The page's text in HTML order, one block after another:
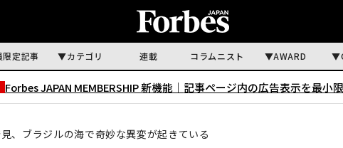
限定記事 カテゴリ 連載 コラムニスト AWARD
Forbes JAPAN MEMBERSHIP 新機能｜ 記事ページ内の広告表示を最小
、ブラジルの海で奇妙な異変が起きている